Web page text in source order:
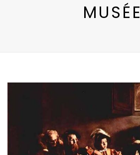
MUSÉE